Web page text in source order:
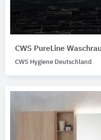
CWS PureLine
CWS Hygiene Deutschland